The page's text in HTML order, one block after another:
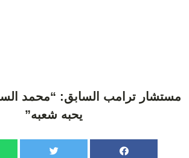
مستشار ترامب السابق: “محمد
يحبه شعبه”